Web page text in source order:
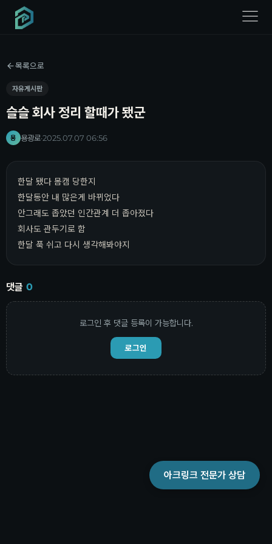
menu
목록으로
자유게시판
슬슬 회사 정리 할때가 됐군
용 용광로·2025.07.07 06:56
한달 됐다 몸캠 당한지
한달동안 내 많은게 바뀌었다
안그래도 좁았던 인간관계 더 좁아졌다
회사도 관두기로 함
한달 푹 쉬고 다시 생각해봐야지
댓글 0
로그인 후 댓글 등록이 가능합니다.
로그인
아크링크 전문가 상담